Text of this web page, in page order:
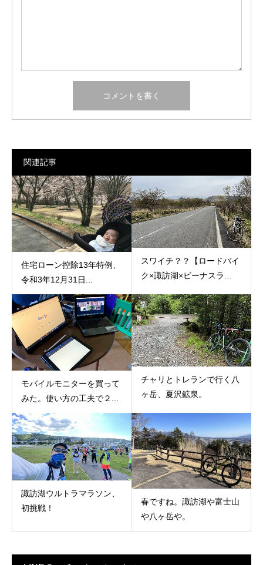
関連記事
住宅ローン控除13年特例、
令和3年12月31日...
スワイチ？？【ロードバイ
ク×諏訪湖×ビーナスラ...
モバイルモニターを買って
みた。使い方の工夫で２...
チャリとトレランで行く八
ヶ岳、夏沢鉱泉。
諏訪湖ウルトラマラソン、
初挑戦！
春ですね。諏訪湖や富士山
や八ヶ岳や。